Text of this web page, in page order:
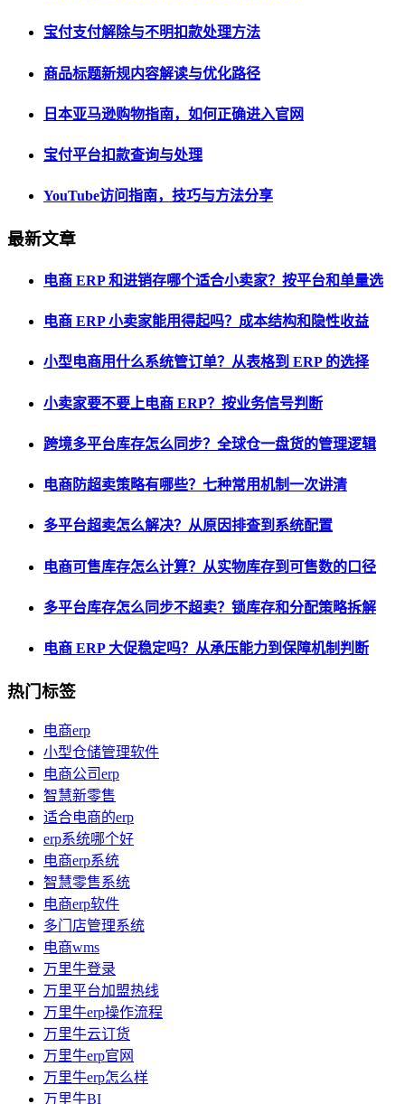
宝付支付解除与不明扣款处理方法
商品标题新规内容解读与优化路径
日本亚马逊购物指南，如何正确进入官网
宝付平台扣款查询与处理
YouTube访问指南，技巧与方法分享
最新文章
电商 ERP 和进销存哪个适合小卖家？按平台和单量选
电商 ERP 小卖家能用得起吗？成本结构和隐性收益
小型电商用什么系统管订单？从表格到 ERP 的选择
小卖家要不要上电商 ERP？按业务信号判断
跨境多平台库存怎么同步？全球仓一盘货的管理逻辑
电商防超卖策略有哪些？七种常用机制一次讲清
多平台超卖怎么解决？从原因排查到系统配置
电商可售库存怎么计算？从实物库存到可售数的口径
多平台库存怎么同步不超卖？锁库存和分配策略拆解
电商 ERP 大促稳定吗？从承压能力到保障机制判断
热门标签
电商erp
小型仓储管理软件
电商公司erp
智慧新零售
适合电商的erp
erp系统哪个好
电商erp系统
智慧零售系统
电商erp软件
多门店管理系统
电商wms
万里牛登录
万里平台加盟热线
万里牛erp操作流程
万里牛云订货
万里牛erp官网
万里牛erp怎么样
万里牛BI